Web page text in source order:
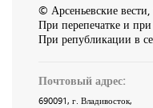
© Арсеньевские
При перепечатке и при
При републикации в
Почтовый адрес:
690091, г. Владивосток,